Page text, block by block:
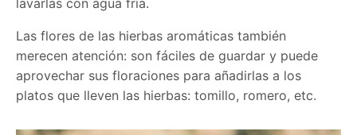
Las flores de las hierbas aromáticas también
merecen atención: son fáciles de guardar y puede
aprovechar sus floraciones para añadirlas a los
platos que lleven las hierbas: tomillo, romero, etc.